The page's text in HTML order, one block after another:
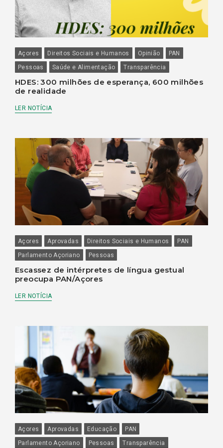
Açores Direitos Sociais e Humanos Opinião
PAN
Pessoas
Saúde e Alimentação Transparência
HDES: 300 milhões de esperança, 600 milhões
de realidade
LER NOTÍCIA
Açores Aprovadas Direitos Sociais e Humanos
PAN
Parlamento Açoriano
Pessoas
Escassez de intérpretes de língua gestual
preocupa PAN/Açores
LER NOTÍCIA
Açores Aprovadas Educação
PAN
Parlamento Açoriano
Pessoas Transparência